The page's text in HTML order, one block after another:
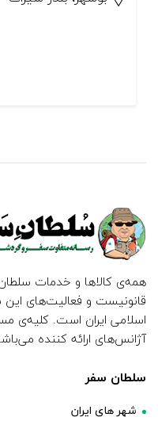
همه‌ی کالاها و خدمات سلطان
قانونیست و فعالیت‌های این
اسلامی ایران است. کلیه‌ی
آژانس‌های ارائه کننده
سلطان سفر
شهر های ایران